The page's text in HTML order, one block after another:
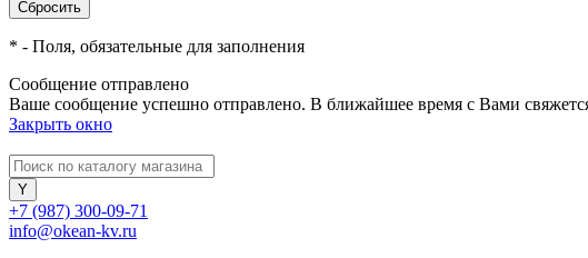
* - Поля, обязательные для заполнения
Сообщение отправлено
Ваше сообщение успешно отправлено. В ближайшее время с Вами
Закрыть окно
+7 (987) 300-09-71
info@okean-kv.ru